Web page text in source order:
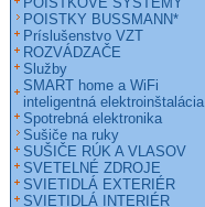
POISTKY BUSSMANN*
Príslušenstvo VZT
ROZVÁDZAČE
Služby
SMART home a WiFi
inteligentná elektroinštalácia
Spotrebná elektronika
Sušiče na ruky
SUŠIČE RÚK A VLASOV
SVETELNÉ ZDROJE
SVIETIDLÁ EXTERIÉR
SVIETIDLÁ INTERIÉR